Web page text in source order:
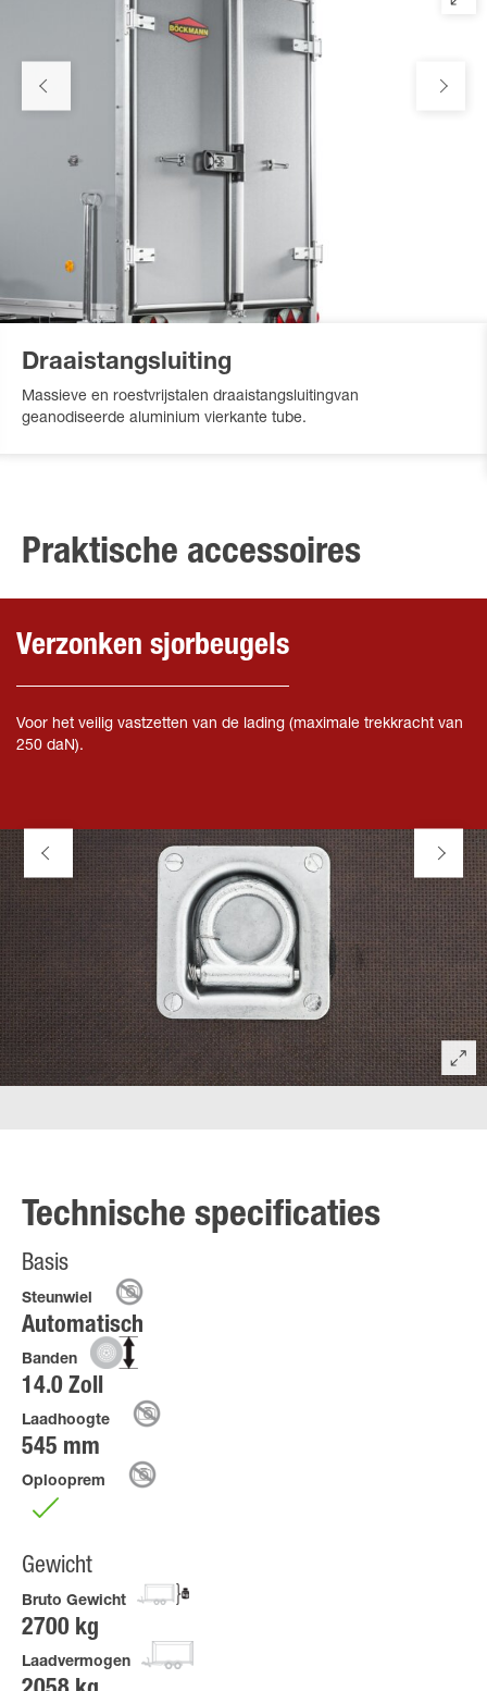
Draaistangsluiting
Massieve en roestvrijstalen draaistangsluitingvan
geanodiseerde aluminium vierkante tube.
Praktische accessoires
Verzonken sjorbeugels
Voor het veilig vastzetten van de lading (maximale trekkracht van
250 daN).
Technische specificaties
Basis
Steunwiel
Automatisch
Banden
14.0 Zoll
Laadhoogte
545 mm
Oplooprem
Gewicht
Bruto Gewicht
2700 kg
Laadvermogen